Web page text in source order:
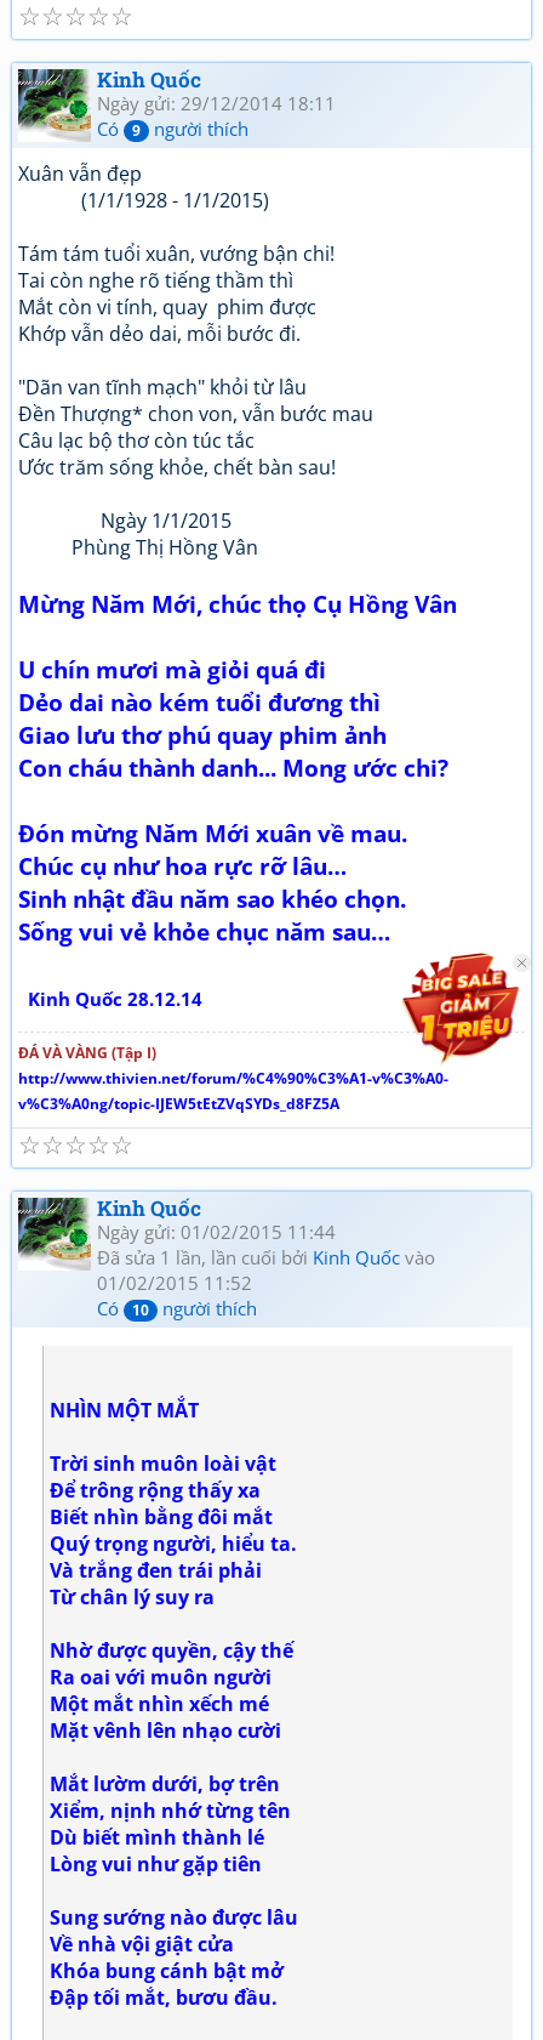
☆
☆
☆
☆
☆
Kinh Quốc
Ngày gửi: 29/12/2014 18:11
Có
9 người thích
Xuân vẫn đẹp
(1/1/1928 - 1/1/2015)
Tám tám tuổi xuân, vướng bận chi!
Tai còn nghe rõ tiếng thầm thì
Mắt còn vi tính, quay phim được
Khớp vẫn dẻo dai, mỗi bước đi.
"Dãn van tĩnh mạch" khỏi từ lâu
Đền Thượng* chon von, vẫn bước mau
Câu lạc bộ thơ còn túc tắc
Ước trăm sống khỏe, chết bàn sau!
Ngày 1/1/2015
Phùng Thị Hồng Vân
Mừng Năm Mới, chúc thọ Cụ Hồng Vân
U chín mươi mà giỏi quá đi
Dẻo dai nào kém tuổi đương thì
Giao lưu thơ phú quay phim ảnh
Con cháu thành danh... Mong ước chi?
Đón mừng Năm Mới xuân về mau.
Chúc cụ như hoa rực rỡ lâu…
Sinh nhật đầu năm sao khéo chọn.
Sống vui vẻ khỏe chục năm sau…
Kinh Quốc 28.12.14
ĐÁ VÀ VÀNG (Tập I)
http://www.thivien.net/forum/%C4%90%C3%A1-v%C3%A0-
v%C3%A0ng/topic-IJEW5tEtZVqSYDs_d8FZ5A
☆
☆
☆
☆
☆
Kinh Quốc
Ngày gửi: 01/02/2015 11:44
Đã sửa 1 lần, lần cuối bởi Kinh Quốc vào
01/02/2015 11:52
Có
10 người thích
NHÌN MỘT MẮT
Trời sinh muôn loài vật
Để trông rộng thấy xa
Biết nhìn bằng đôi mắt
Quý trọng người, hiểu ta.
Và trắng đen trái phải
Từ chân lý suy ra
Nhờ được quyền, cậy thế
Ra oai với muôn người
Một mắt nhìn xếch mé
Mặt vênh lên nhạo cười
Mắt lườm dưới, bợ trên
Xiểm, nịnh nhớ từng tên
Dù biết mình thành lé
Lòng vui như gặp tiên
Sung sướng nào được lâu
Về nhà vội giật cửa
Khóa bung cánh bật mở
Đập tối mắt, bươu đầu.